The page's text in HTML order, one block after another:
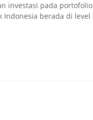
investasi pada portofolio
Indonesia berada di level